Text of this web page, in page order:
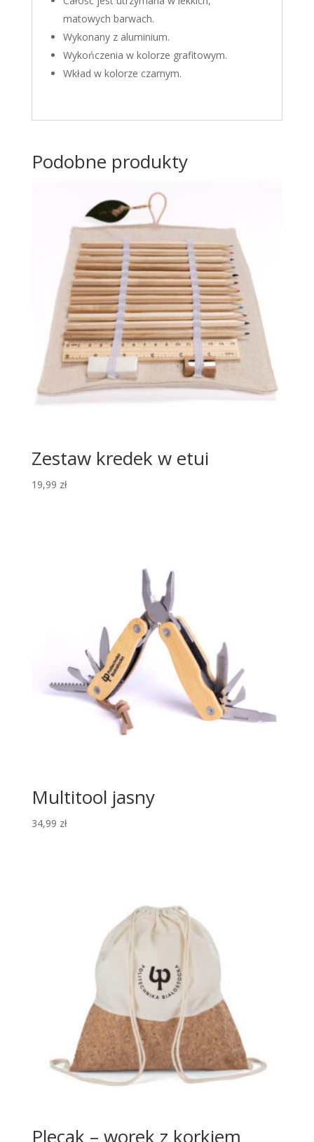
matowych barwach.
Wykonany z aluminium.
Wykończenia w kolorze grafitowym.
Wkład w kolorze czarnym.
Podobne produkty
Zestaw kredek w etui
19,99 zł
Multitool jasny
34,99 zł
Plecak – worek z korkiem